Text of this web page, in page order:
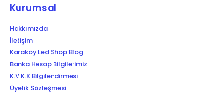
Kurumsal
Hakkımızda
İletişim
Karaköy Led Shop Blog
Banka Hesap Bilgilerimiz
K.V.K.K Bilgilendirmesi
Üyelik Sözleşmesi